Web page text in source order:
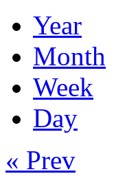
Year
Month
Week
Day
« Prev